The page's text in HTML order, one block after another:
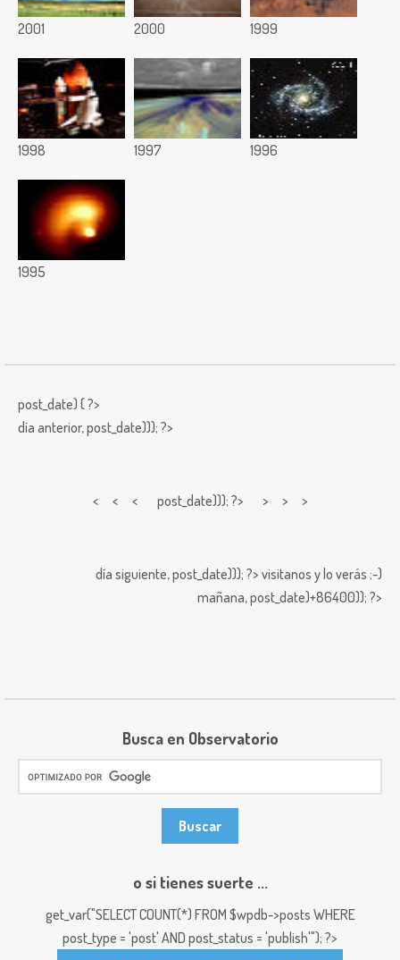
2001 2000 1999
1998 1997 1996
1995
post_date) { ?>
día anterior,post_date))); ?>
< < < post_date))); ?> > > >
día siguiente,post_date))); ?> visitanos y lo verás ;-)
mañana,post_date)+86400)); ?>
Busca en Observatorio
o si tienes suerte ...
get_var("SELECT COUNT(*) FROM $wpdb->posts WHERE
post_type = 'post' AND post_status = 'publish'"); ?>